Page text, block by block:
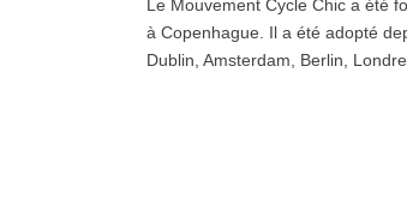
Le Mouvement Cycle Chic a été
à Copenhague. Il a été adopté
Dublin, Amsterdam, Berlin,